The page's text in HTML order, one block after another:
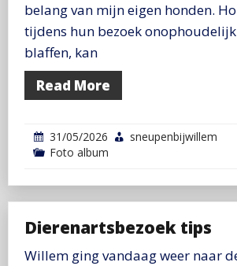
belang van mijn eigen honden.
tijdens hun bezoek
blaffen, kan
Read More
31/05/2026
sneupenbijwillem
Foto album
Dierenartsbezoek tips
Willem ging vandaag weer naar